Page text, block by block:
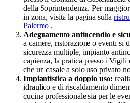
della Soprintendenza. Per
in zona, visita la pagina sulla
Palermo .
Adeguamento antincendio e
a camere, ristorazione o eventi si
sicurezza multiple, impianto
capienza, la pratica presso i Vigili
che un casale a solo uso privato
Impiantistica a doppio uso:
idraulico e di riscaldamento
cucina professionale sia per le